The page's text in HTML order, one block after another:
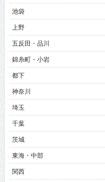
池袋
上野
五反田・品川
錦糸町・小岩
都下
神奈川
埼玉
千葉
茨城
東海・中部
関西